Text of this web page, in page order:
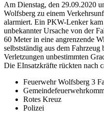
Am Dienstag, den 29.09.2020
Wolfsberg zu einem
alarmiert. Ein PKW-Lenker kam
unbekannter Ursache von der
60 Meter in eine angrenzende
selbstständig aus dem
Verletzungen unbestimmten
Die EInsatzkräfte rückten nach
Feuerwehr Wolfsberg 3
Rotes Kreuz
Polizei